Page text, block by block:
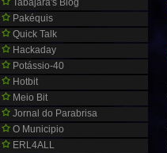
Tabajara's Blog
Pakéquis
Quick Talk
Hackaday
Potássio-40
Hotbit
Meio Bit
Jornal do Parabrisa
O Municipio
ERL4ALL